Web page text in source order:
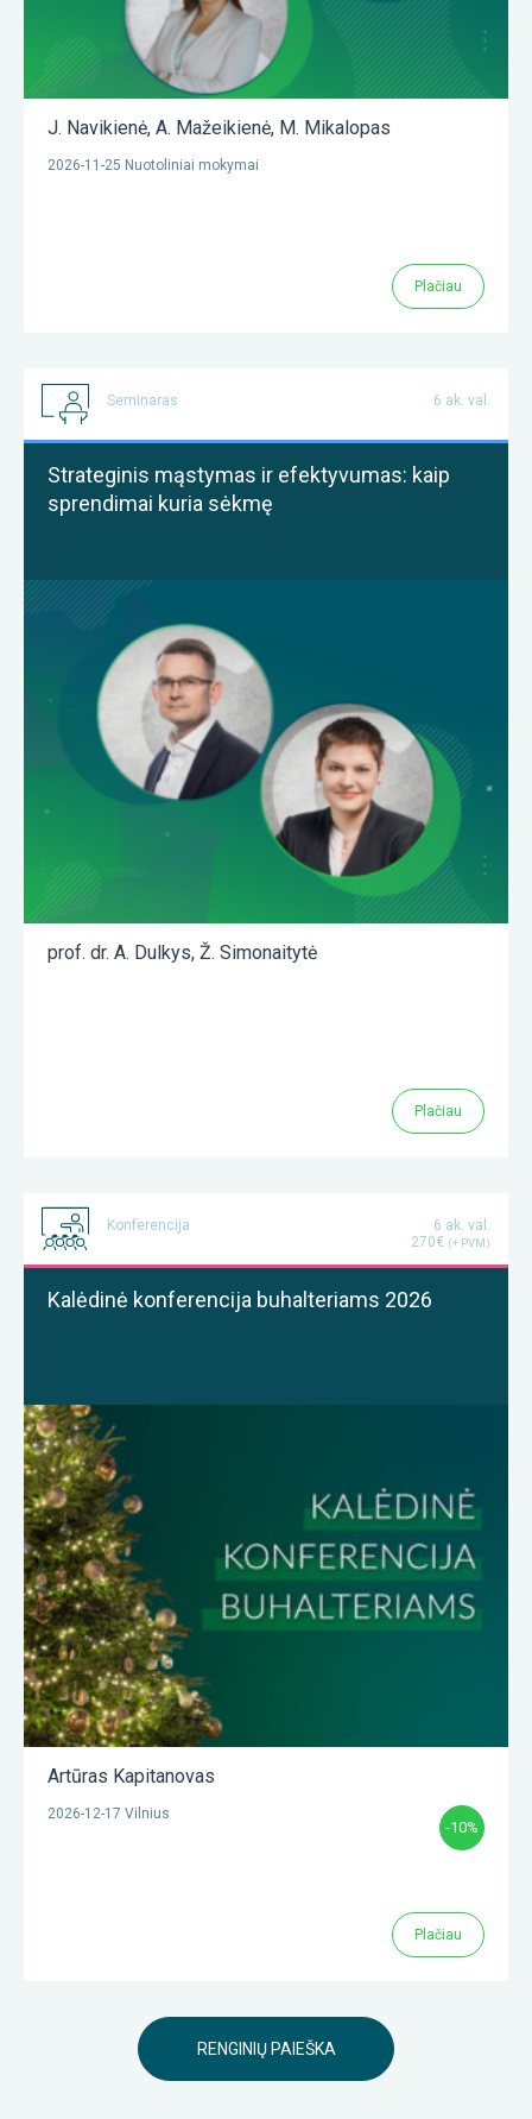
J. Navikienė, A. Mažeikienė, M. Mikalopas
2026-11-25 Nuotoliniai mokymai
Plačiau
Seminaras 6 ak. val.
Strateginis mąstymas ir efektyvumas: kaip
sprendimai kuria sėkmę
prof. dr. A. Dulkys, Ž. Simonaitytė
Plačiau
Konferencija
6 ak. val.
270€ (+ PVM)
Kalėdinė konferencija buhalteriams 2026
Artūras Kapitanovas
2026-12-17 Vilnius
-10%
Plačiau
RENGINIŲ PAIEŠKA